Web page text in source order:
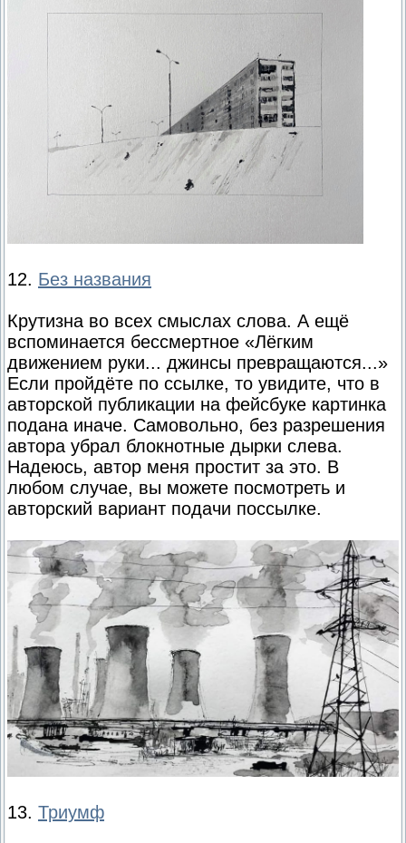
12. Без названия
Крутизна во всех смыслах слова. А ещё
вспоминается бессмертное «Лёгким
движением руки... джинсы превращаются...»
Если пройдёте по ссылке, то увидите, что в
авторской публикации на фейсбуке картинка
подана иначе. Самовольно, без разрешения
автора убрал блокнотные дырки слева.
Надеюсь, автор меня простит за это. В
любом случае, вы можете посмотреть и
авторский вариант подачи поссылке.
13. Триумф